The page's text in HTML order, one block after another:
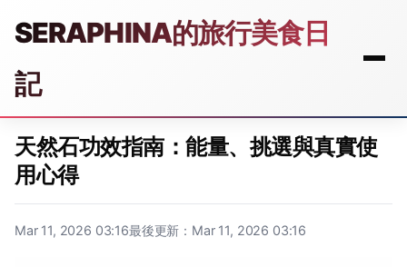
SERAPHINA的旅行美食日
記
天然石功效指南：能量、挑選與真實使
用心得
Mar 11, 2026 03:16最後更新：Mar 11, 2026 03:16